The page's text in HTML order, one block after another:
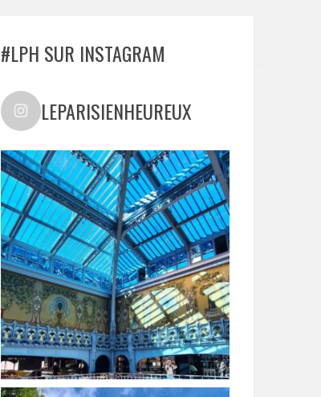
#LPH SUR INSTAGRAM
LEPARISIENHEUREUX